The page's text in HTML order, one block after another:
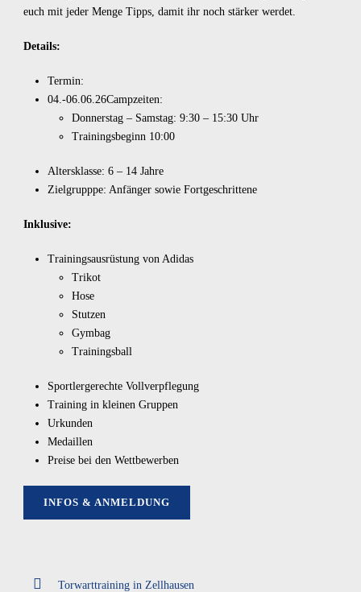
euch mit jeder Menge Tipps, damit ihr noch stärker werdet.
Details:
Termin:
04.-06.06.26Campzeiten:
Donnerstag – Samstag: 9:30 – 15:30 Uhr
Trainingsbeginn 10:00
Altersklasse: 6 – 14 Jahre
Zielgrupppe: Anfänger sowie Fortgeschrittene
Inklusive:
Trainingsausrüstung von Adidas
Trikot
Hose
Stutzen
Gymbag
Trainingsball
Sportlergerechte Vollverpflegung
Training in kleinen Gruppen
Urkunden
Medaillen
Preise bei den Wettbewerben
INFOS & ANMELDUNG
Torwarttraining in Zellhausen